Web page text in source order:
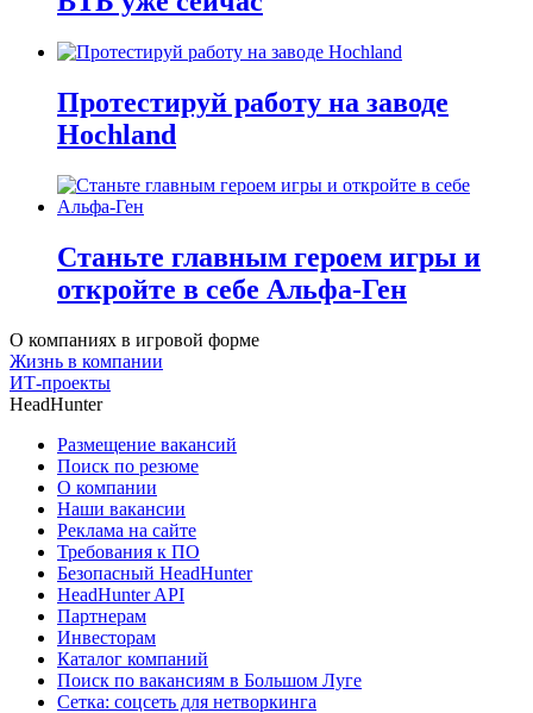
Протестируй работу на заводе
Hochland
Станьте главным героем игры и
откройте в себе Альфа-Ген
О компаниях в игровой форме
Жизнь в компании
ИТ-проекты
HeadHunter
Размещение вакансий
Поиск по резюме
О компании
Наши вакансии
Реклама на сайте
Требования к ПО
Безопасный HeadHunter
HeadHunter API
Партнерам
Инвесторам
Каталог компаний
Поиск по вакансиям в Большом Луге
Сетка: соцсеть для нетворкинга